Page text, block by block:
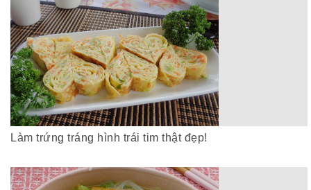
Làm trứng tráng hình trái tim thật đẹp!